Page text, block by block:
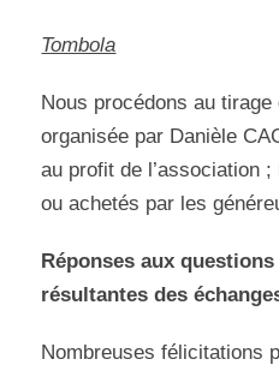
Tombola
Nous procédons au tirage
organisée par Danièle
au profit de l’association
ou achetés par les
Réponses aux
résultantes des
Nombreuses félicitations